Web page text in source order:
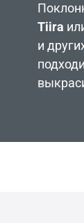
Tiira
и